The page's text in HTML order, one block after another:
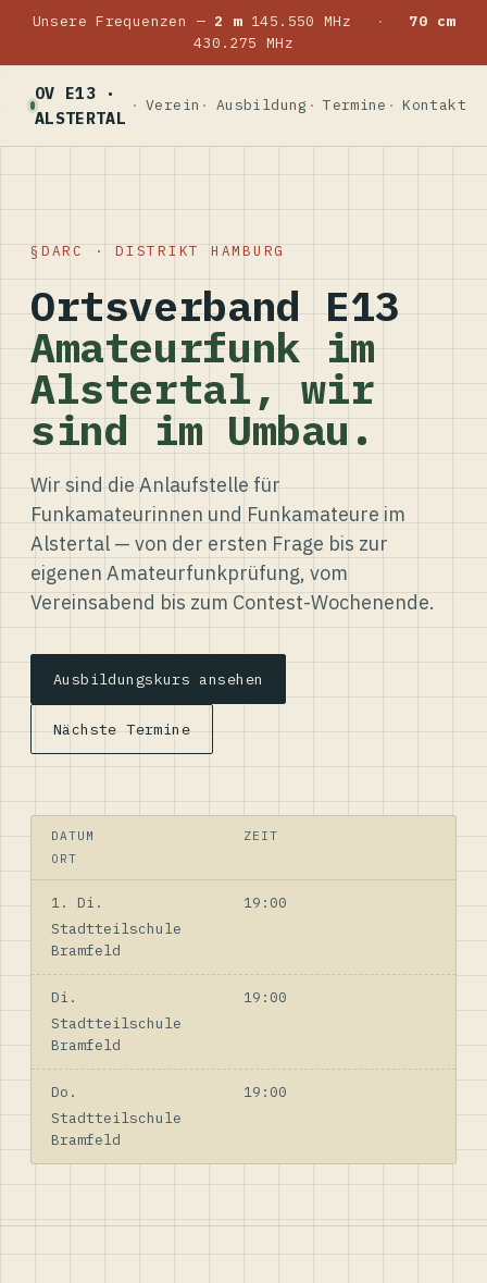
Unsere Frequenzen — 2 m145.550 MHz ·
70 cm
430.275 MHz
OV E13 ·
ALSTERTAL
Verein Ausbildung Termine Kontakt
DARC · DISTRIKT HAMBURG
Ortsverband E13
Amateurfunk im
Alstertal, wir
sind im Umbau.
Wir sind die Anlaufstelle für
Funkamateurinnen und Funkamateure im
Alstertal — von der ersten Frage bis zur
eigenen Amateurfunkprüfung, vom
Vereinsabend bis zum Contest-Wochenende.
Ausbildungskurs ansehen
Nächste Termine
DATUM
ZEIT
ORT
1. Di.
19:00
Stadtteilschule
Bramfeld
Di.
19:00
Stadtteilschule
Bramfeld
Do.
19:00
Stadtteilschule
Bramfeld